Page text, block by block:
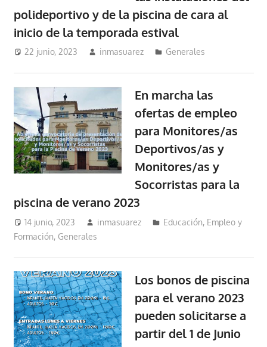
polideportivo y de la piscina de cara al
inicio de la temporada estival
22 junio, 2023 inmasuarez Generales
En marcha las
ofertas de empleo
para Monitores/as
Deportivos/as y
Monitores/as y
Socorristas para la
piscina de verano 2023
14 junio, 2023 inmasuarez
Educación, Empleo y
Formación, Generales
Los bonos de piscina
para el verano 2023
pueden solicitarse a
partir del 1 de Junio